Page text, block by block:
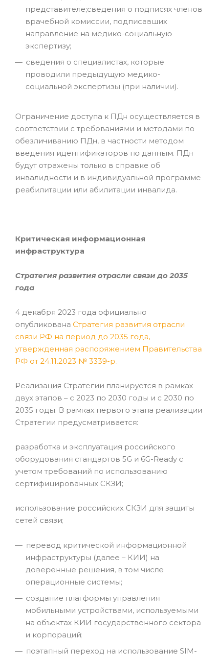
представителе;сведения о подписях членов
врачебной комиссии, подписавших
направление на медико-социальную
экспертизу;
сведения о специалистах, которые
проводили предыдущую медико-
социальной экспертизы (при наличии).
Ограничение доступа к ПДн осуществляется в
соответствии с требованиями и методами по
обезличиванию ПДн, в частности методом
введения идентификаторов по данным. ПДн
будут отражены только в справке об
инвалидности и в индивидуальной программе
реабилитации или абилитации инвалида.
Критическая информационная
инфраструктура
Стратегия развития отрасли связи до 2035
года
4 декабря 2023 года официально
опубликована Стратегия развития отрасли
связи РФ на период до 2035 года,
утвержденная распоряжением Правительства
РФ от 24.11.2023 № 3339-р.
Реализация Стратегии планируется в рамках
двух этапов – с 2023 по 2030 годы и с 2030 по
2035 годы. В рамках первого этапа реализации
Стратегии предусматривается:
разработка и эксплуатация российского
оборудования стандартов 5G и 6G-Ready с
учетом требований по использованию
сертифицированных СКЗИ;
использование российских СКЗИ для защиты
сетей связи;
перевод критической информационной
инфраструктуры (далее – КИИ) на
доверенные решения, в том числе
операционные системы;
создание платформы управления
мобильными устройствами, используемыми
на объектах КИИ государственного сектора
и корпораций;
поэтапный переход на использование SIM-